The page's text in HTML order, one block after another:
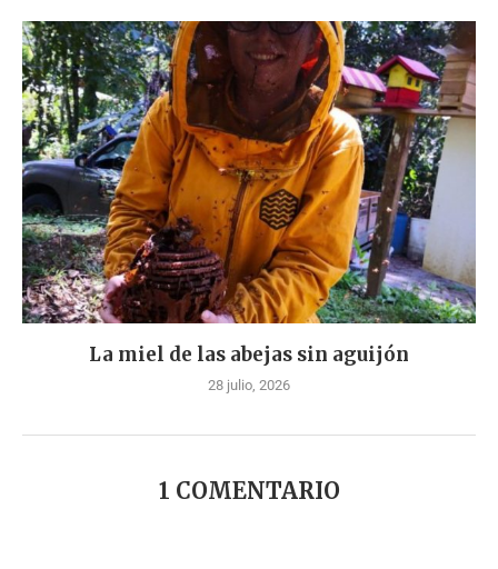
La miel de las abejas sin aguijón
28 julio, 2026
1 COMENTARIO